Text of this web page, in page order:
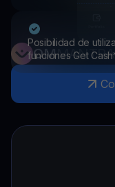
Posibilidad de
funciones Get
OMMANTRA